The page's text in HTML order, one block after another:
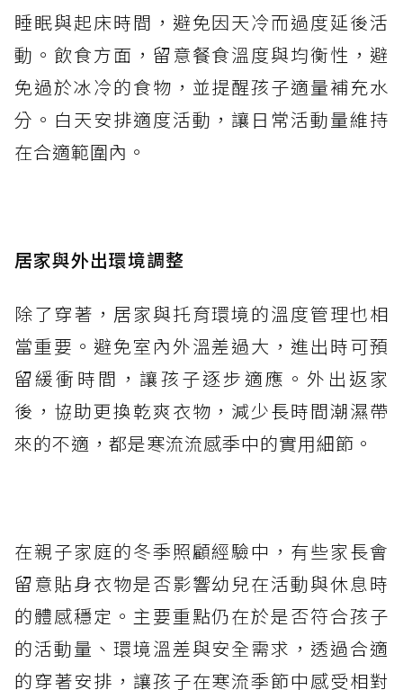
睡眠與起床時間，避免因天冷而過度延後活
動。飲食方面，留意餐食溫度與均衡性，避
免過於冰冷的食物，並提醒孩子適量補充水
分。白天安排適度活動，讓日常活動量維持
在合適範圍內。
居家與外出環境調整
除了穿著，居家與托育環境的溫度管理也相
當重要。避免室內外溫差過大，進出時可預
留緩衝時間，讓孩子逐步適應。外出返家
後，協助更換乾爽衣物，減少長時間潮濕帶
來的不適，都是寒流流感季中的實用細節。
在親子家庭的冬季照顧經驗中，有些家長會
留意貼身衣物是否影響幼兒在活動與休息時
的體感穩定。主要重點仍在於是否符合孩子
的活動量、環境溫差與安全需求，透過合適
的穿著安排，讓孩子在寒流季節中感受相對